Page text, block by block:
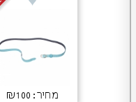
מחיר: ₪100